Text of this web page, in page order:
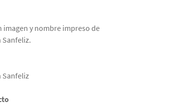
imagen y nombre impreso de
Sanfeliz